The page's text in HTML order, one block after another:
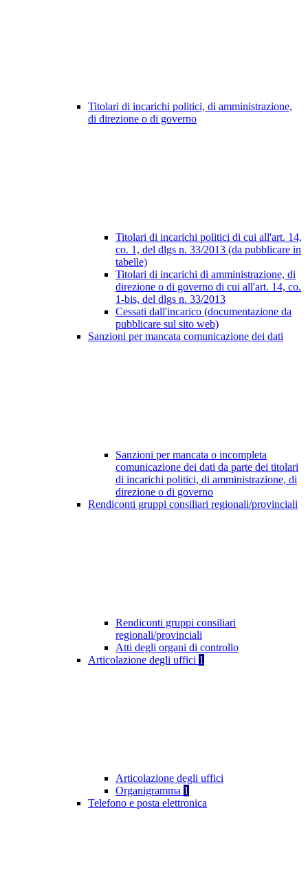
Titolari di incarichi politici, di amministrazione,
di direzione o di governo
Titolari di incarichi politici di cui all'art. 14,
co. 1, del dlgs n. 33/2013 (da pubblicare in
tabelle)
Titolari di incarichi di amministrazione, di
direzione o di governo di cui all'art. 14, co.
1-bis, del dlgs n. 33/2013
Cessati dall'incarico (documentazione da
pubblicare sul sito web)
Sanzioni per mancata comunicazione dei dati
Sanzioni per mancata o incompleta
comunicazione dei dati da parte dei titolari
di incarichi politici, di amministrazione, di
direzione o di governo
Rendiconti gruppi consiliari regionali/provinciali
Rendiconti gruppi consiliari
regionali/provinciali
Atti degli organi di controllo
Articolazione degli uffici 1
Articolazione degli uffici
Organigramma 1
Telefono e posta elettronica